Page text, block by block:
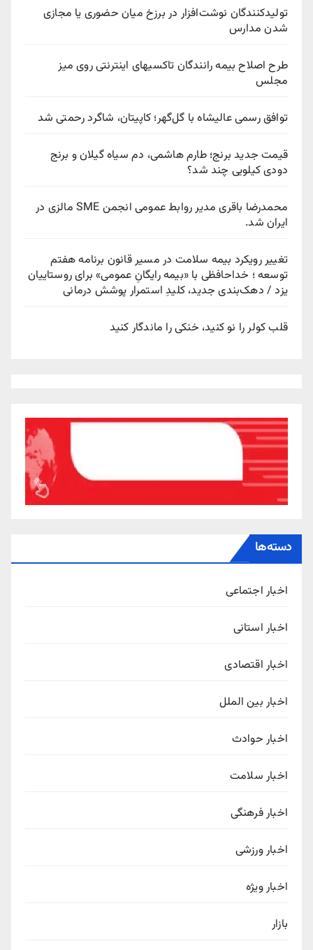
تولیدکنندگان نوشت‌افزار در برزخ میان حضوری یا مجازی
شدن مدارس
طرح اصلاح بیمه رانندگان تاکسیهای اینترنتی روی میز
مجلس
توافق رسمی عالیشاه با گل‌گهر؛ کاپیتان، شاگرد رحمتی شد
قیمت جدید برنج؛ طارم هاشمی، دم سیاه گیلان و برنج
دودی کیلویی چند شد؟
محمدرضا باقری مدیر روابط عمومی انجمن SME مالزی در
ایران شد.
تغییر رویکرد بیمه سلامت در مسیر قانون برنامه هفتم
توسعه ؛ خداحافظی با «بیمه رایگانِ عمومی» برای روستاییان
یزد / دهک‌بندی جدید، کلیدِ استمرار پوشش درمانی
قلب کولر را نو کنید، خنکی را ماندگار کنید
دسته‌ها
اخبار اجتماعی
اخبار استانی
اخبار اقتصادی
اخبار بین الملل
اخبار حوادث
اخبار سلامت
اخبار فرهنگی
اخبار ورزشی
اخبار ویژه
بازار